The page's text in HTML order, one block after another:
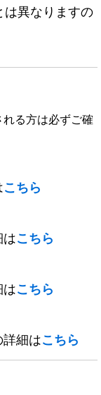
は異なりますの
る方は必ずご確
こちら
はこちら
はこちら
細はこちら